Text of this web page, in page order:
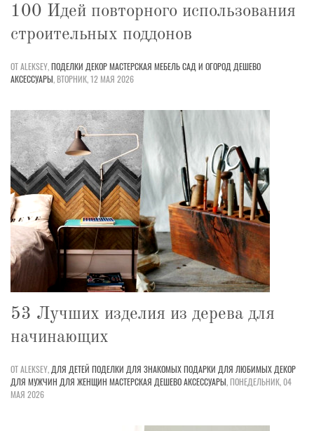
100 Идей повторного использования
строительных поддонов
ОТ ALEKSEY,ПОДЕЛКИ ДЕКОРМАСТЕРСКАЯ МЕБЕЛЬСАД И ОГОРОД ДЕШЕВО
АКСЕССУАРЫ,ВТОРНИК, 12 МАЯ 2026
53 Лучших изделия из дерева для
начинающих
ОТ ALEKSEY, ДЛЯ ДЕТЕЙ ПОДЕЛКИ ДЛЯ ЗНАКОМЫХПОДАРКИ ДЛЯ ЛЮБИМЫХ ДЕКОР
ДЛЯ МУЖЧИН ДЛЯ ЖЕНЩИН МАСТЕРСКАЯ ДЕШЕВОАКСЕССУАРЫ,ПОНЕДЕЛЬНИК, 04
МАЯ 2026